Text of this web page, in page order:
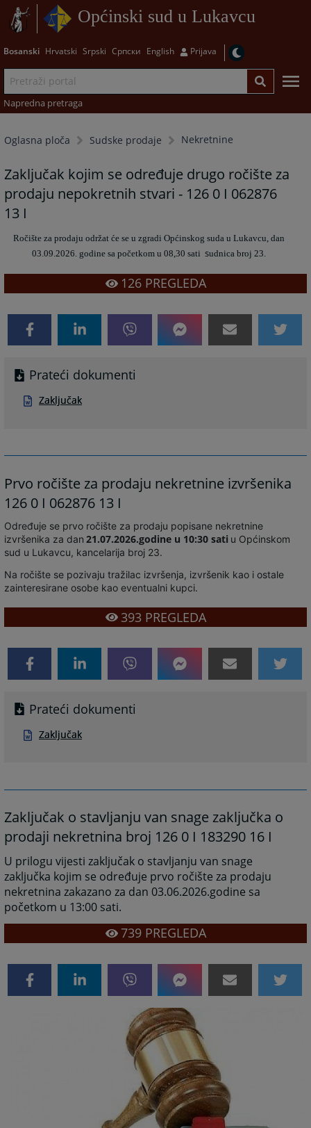
Općinski sud u Lukavcu
Bosanski Hrvatski Srpski Српски English Prijava
Napredna pretraga
Oglasna ploča Sudske prodaje Nekretnine
Zaključak kojim se određuje drugo ročište za
prodaju nepokretnih stvari - 126 0 I 062876
13 I
Ročište za prodaju održat će se u zgradi Općinskog suda u Lukavcu, dan
03.09.2026. godine sa početkom u 08,30 sati sudnica broj 23.
126PREGLEDA
Prateći dokumenti
Zaključak
Prvo ročište za prodaju nekretnine izvršenika
126 0 I 062876 13 I
Određuje se prvo ročište za prodaju popisane nekretnine
izvršenika za dan 21.07.2026.godine u 10:30 sati u Općinskom
sud u Lukavcu, kancelarija broj 23.
Na ročište se pozivaju tražilac izvršenja, izvršenik kao i ostale
zainteresirane osobe kao eventualni kupci.
393PREGLEDA
Prateći dokumenti
Zaključak
Zaključak o stavljanju van snage zaključka o
prodaji nekretnina broj 126 0 I 183290 16 I
U prilogu vijesti zaključak o stavljanju van snage
zaključka kojim se određuje prvo ročište za prodaju
nekretnina zakazano za dan 03.06.2026.godine sa
početkom u 13:00 sati.
739PREGLEDA